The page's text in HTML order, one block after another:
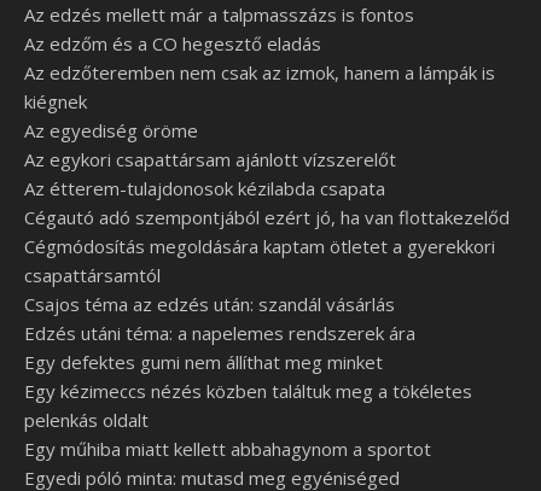
Az edzés mellett már a talpmasszázs is fontos
Az edzőm és a CO hegesztő eladás
Az edzőteremben nem csak az izmok, hanem a lámpák is
kiégnek
Az egyediség öröme
Az egykori csapattársam ajánlott vízszerelőt
Az étterem-tulajdonosok kézilabda csapata
Cégautó adó szempontjából ezért jó, ha van flottakezelőd
Cégmódosítás megoldására kaptam ötletet a gyerekkori
csapattársamtól
Csajos téma az edzés után: szandál vásárlás
Edzés utáni téma: a napelemes rendszerek ára
Egy defektes gumi nem állíthat meg minket
Egy kézimeccs nézés közben találtuk meg a tökéletes
pelenkás oldalt
Egy műhiba miatt kellett abbahagynom a sportot
Egyedi póló minta: mutasd meg egyéniséged